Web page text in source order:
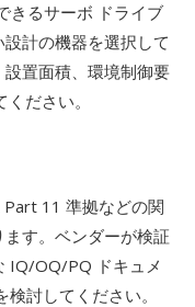
きるサーボ ドライブ
計の機器を選択して
置面積、環境制御要
ださい。
Part 11 準拠などの関
す。ベンダーが検証
IQ/OQ/PQ ドキュメ
討してください。